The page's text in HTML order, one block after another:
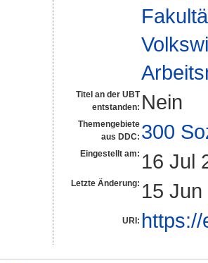
Titel an der UBT
entstanden: Nein
Themengebiete
aus DDC: 300
Eingestellt am: 16 Jul
Letzte Änderung: 15
URI: